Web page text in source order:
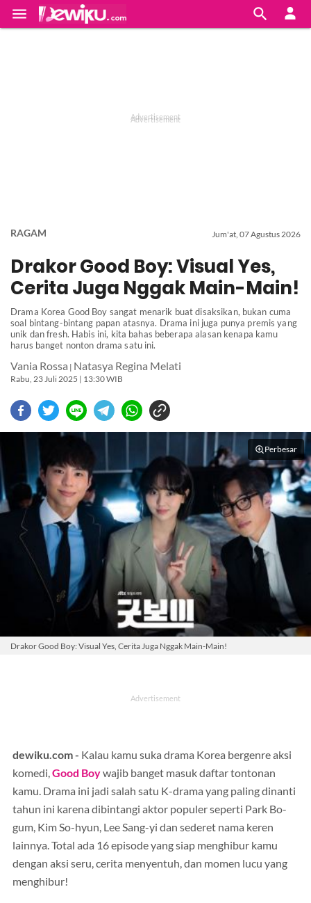
 
RAGAM Jum'at, 07 Agustus 2026
Drakor Good Boy: Visual Yes,
Cerita Juga Nggak Main-Main!
Drama Korea Good Boy sangat menarik buat disaksikan, bukan cuma
soal bintang-bintang papan atasnya. Drama ini juga punya premis yang
unik dan fresh. Habis ini, kita bahas beberapa alasan kenapa kamu
harus banget nonton drama satu ini.
Vania Rossa | Natasya Regina Melati
Rabu, 23 Juli 2025 | 13:30 WIB
Perbesar
Drakor Good Boy: Visual Yes, Cerita Juga Nggak Main-Main!
dewiku.com - Kalau kamu suka drama Korea bergenre aksi
komedi,Good Boywajib banget masuk daftar tontonan
kamu. Drama ini jadi salah satu K-drama yang paling dinanti
tahun ini karena dibintangi aktor populer seperti Park Bo-
gum, Kim So-hyun, Lee Sang-yi dan sederet nama keren
lainnya. Total ada 16 episode yang siap menghibur kamu
dengan aksi seru, cerita menyentuh, dan momen lucu yang
menghibur!